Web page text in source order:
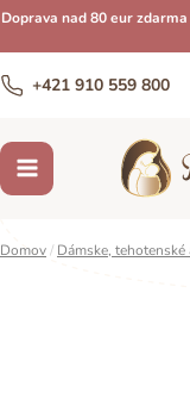
Doprava nad 80 eur
+421 910 559 800
Domov/ Dámske,